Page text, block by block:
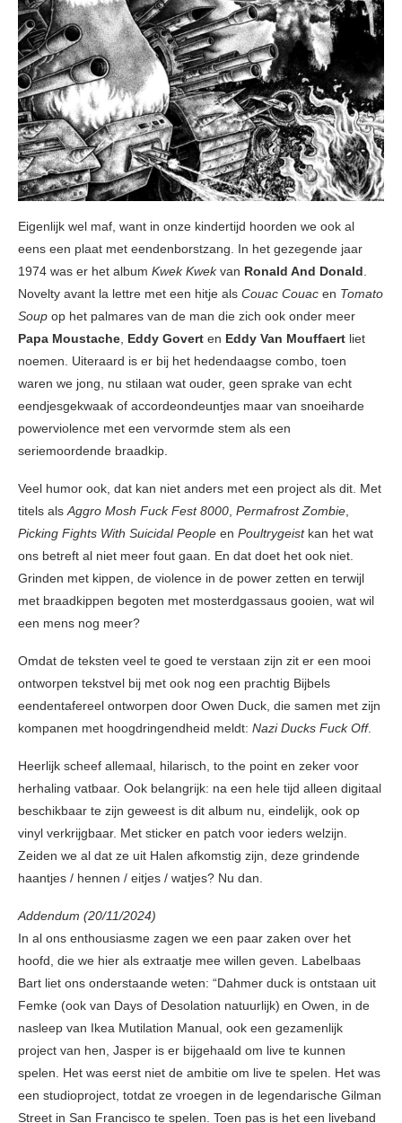
Eigenlijk wel maf, want in onze kindertijd hoorden we ook al
eens een plaat met eendenborstzang. In het gezegende jaar
1974 was er het album Kwek Kwekvan Ronald And Donald.
Novelty avant la lettre met een hitje als Couac Couac en Tomato
Soup op het palmares van de man die zich ook onder meer
Papa Moustache, Eddy Govert en Eddy Van Mouffaert liet
noemen. Uiteraard is er bij het hedendaagse combo, toen
waren we jong, nu stilaan wat ouder, geen sprake van echt
eendjesgekwaak of accordeondeuntjes maar van snoeiharde
powerviolence met een vervormde stem als een
seriemoordende braadkip.
Veel humor ook, dat kan niet anders met een project als dit. Met
titels alsAggro Mosh Fuck Fest 8000, Permafrost Zombie,
Picking Fights With Suicidal People en Poultrygeistkan het wat
ons betreft al niet meer fout gaan. En dat doet het ook niet.
Grinden met kippen, de violence in de power zetten en terwijl
met braadkippen begoten met mosterdgassaus gooien, wat wil
een mens nog meer?
Omdat de teksten veel te goed te verstaan zijn zit er een mooi
ontworpen tekstvel bij met ook nog een prachtig Bijbels
eendentafereel ontworpen door Owen Duck, die samen met zijn
kompanen met hoogdringendheid meldt: Nazi Ducks Fuck Off.
Heerlijk scheef allemaal, hilarisch, to the point en zeker voor
herhaling vatbaar. Ook belangrijk: na een hele tijd alleen digitaal
beschikbaar te zijn geweest is dit album nu, eindelijk, ook op
vinyl verkrijgbaar. Met sticker en patch voor ieders welzijn.
Zeiden we al dat ze uit Halen afkomstig zijn, deze grindende
haantjes / hennen / eitjes / watjes? Nu dan.
Addendum (20/11/2024)
In al ons enthousiasme zagen we een paar zaken over het
hoofd, die we hier als extraatje mee willen geven. Labelbaas
Bart liet ons onderstaande weten: “Dahmer duck is ontstaan uit
Femke (ook van Days of Desolation natuurlijk) en Owen, in de
nasleep van Ikea Mutilation Manual, ook een gezamenlijk
project van hen, Jasper is er bijgehaald om live te kunnen
spelen. Het was eerst niet de ambitie om live te spelen. Het was
een studioproject, totdat ze vroegen in de legendarische Gilman
Street in San Francisco te spelen. Toen pas is het een liveband